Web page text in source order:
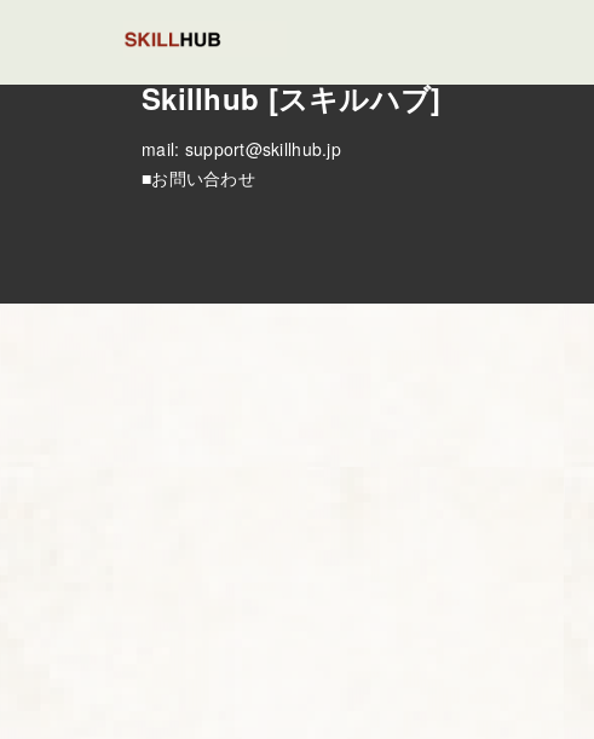
Skillhub [スキルハブ]
mail: support@skillhub.jp
■お問い合わせ